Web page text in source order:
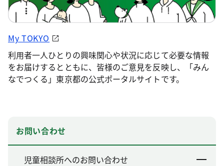
My TOKYO
利用者一人ひとりの興味関心や状況に応じて必要な情報
をお届けするとともに、皆様のご意見を反映し、「みん
なでつくる」東京都の公式ポータルサイトです。
お問い合わせ
児童相談所へのお問い合わせ